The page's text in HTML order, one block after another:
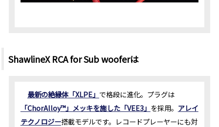
ShawlineX RCA for Sub wooferは
最新の絶縁体「XLPE」 で格段に進化。プラグは
「ChorAlloy™」メッキを施した「VEE3」 を採用。 アレイ
テクノロジー搭載モデルです。レコードプレーヤーにも対